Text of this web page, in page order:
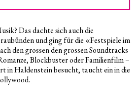
Das dachte sich auch die
und ging für die «Festspiele im
den grossen den grossen Soundtracks
Blockbuster oder Familienfilm –
in Haldenstein besucht, taucht ein in die